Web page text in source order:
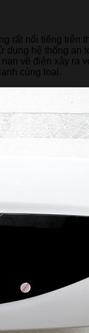
rất nổi tiếng
hệ thống
về điện xảy
cùng loại.